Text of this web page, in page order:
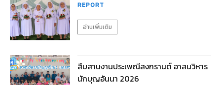
REPORT
อ่านเพิ่มเติม
สืบสานงานประเพณีสงกรานต์ อาสนวิหาร
นักบุญอันนา 2026